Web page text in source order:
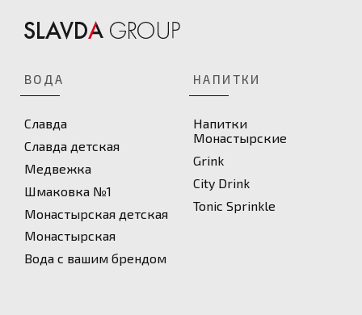
ВОДА
Славда
Славда детская
Медвежка
Шмаковка №1
Монастырская детская
Монастырская
Вода с вашим брендом
НАПИТКИ
Напитки
Монастырские
Grink
City Drink
Toniс Sprinkle